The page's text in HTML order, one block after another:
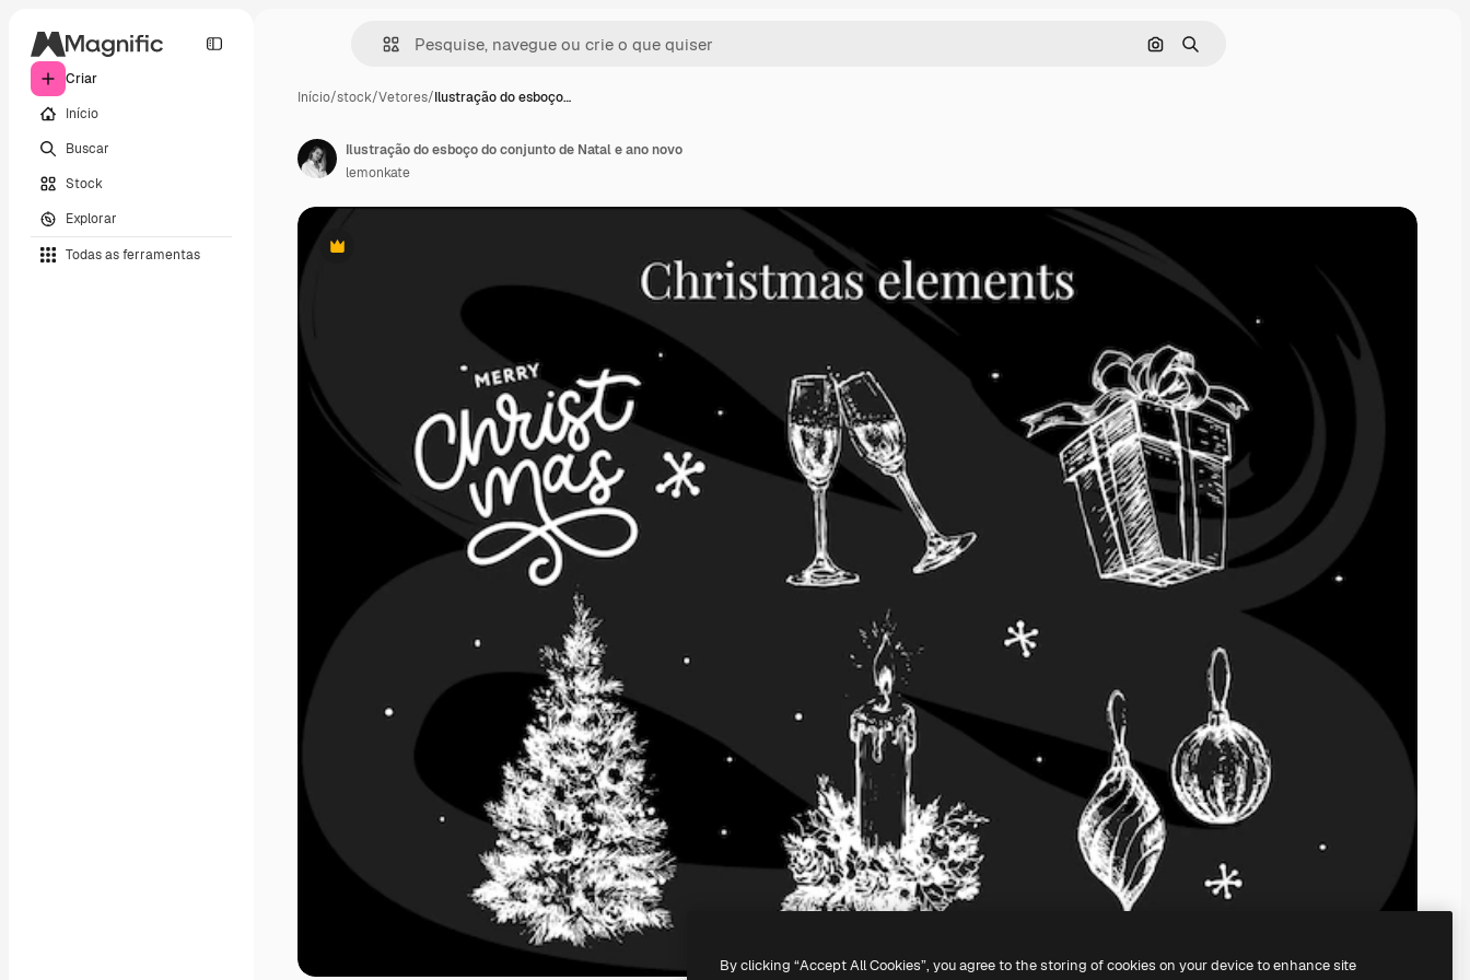
Criar
Início
Buscar
Stock
Explorar
Todas as ferramentas
Pesquisar por imagem
Buscar
Início/stock/Vetores/Ilustração do esboço…
Premium
Ilustração do esboço do conjunto de Natal e ano novo
lemonkate
By clicking “Accept All Cookies”, you agree to the storing of cookies on your device to enhance site